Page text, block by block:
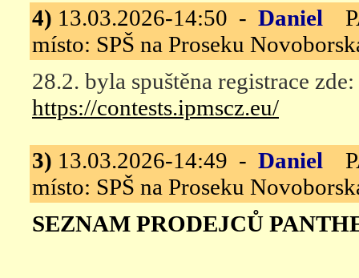
4) 13.03.2026-14:50 - Daniel
místo: SPŠ na Proseku
28.2. byla spuštěna registrace zde:
https://contests.ipmscz.eu/
3) 13.03.2026-14:49 - Daniel
místo: SPŠ na Proseku
SEZNAM PRODEJCŮ